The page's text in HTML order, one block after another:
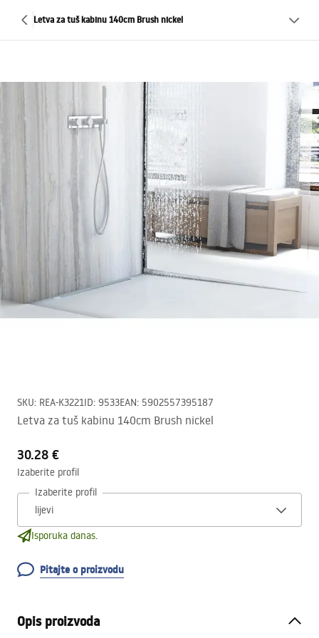
Letva za tuš kabinu 140cm Brush nickel
SKU: REA-K3221ID: 9533EAN: 5902557395187
Letva za tuš kabinu 140cm Brush nickel
30.28 €
Izaberite profil
Izaberite profil
Isporuka danas.
Pitajte o proizvodu
Opis proizvoda